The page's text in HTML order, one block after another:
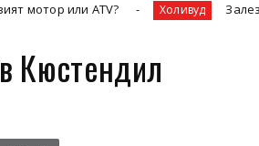
ATV? Холивуд Залезът на
Кюстендил